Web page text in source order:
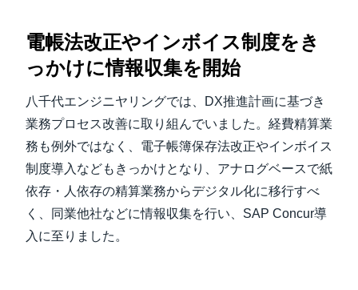
電帳法改正やインボイス制度をき
っかけに情報収集を開始
八千代エンジニヤリングでは、DX推進計画に基づき
業務プロセス改善に取り組んでいました。経費精算業
務も例外ではなく、電子帳簿保存法改正やインボイス
制度導入などもきっかけとなり、アナログベースで紙
依存・人依存の精算業務からデジタル化に移行すべ
く、同業他社などに情報収集を行い、SAP Concur導
入に至りました。